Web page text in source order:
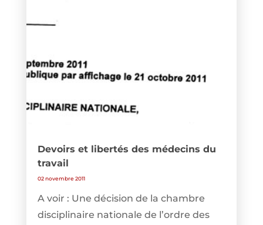
Devoirs et libertés des médecins du
travail
02 novembre 2011
A voir : Une décision de la chambre
disciplinaire nationale de l’ordre des